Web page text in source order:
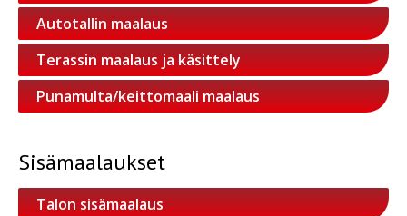
Autotallin maalaus
Terassin maalaus ja käsittely
Punamulta/keittomaali maalaus
Sisämaalaukset
Talon sisämaalaus